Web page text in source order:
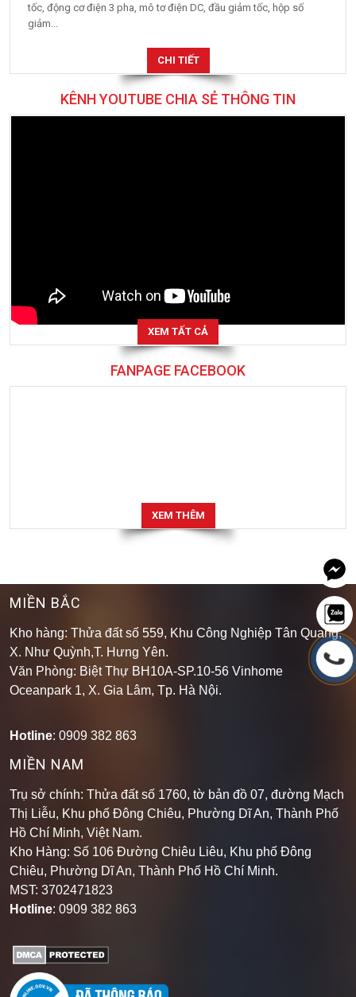
tốc, động cơ điện 3 pha, mô tơ điện DC, đầu giảm tốc, hộp số
giảm...
CHI TIẾT
KÊNH YOUTUBE CHIA SẺ THÔNG TIN
XEM TẤT CẢ
FANPAGE FACEBOOK
XEM THÊM
MIỀN BẮC
Kho hàng: Thửa đất số 559, Khu Công Nghiệp Tân Quang,
X. Như Quỳnh,T. Hưng Yên.
Văn Phòng: Biệt Thự BH10A-SP.10-56 Vinhome
Oceanpark 1, X. Gia Lâm, Tp. Hà Nội.
Hotline: 0909 382 863
MIỀN NAM
Trụ sở chính: Thửa đất số 1760, tờ bản đồ 07, đường Mạch
Thị Liễu, Khu phố Đông Chiêu, Phường Dĩ An, Thành Phố
Hồ Chí Minh, Việt Nam.
Kho Hàng: Số 106 Đường Chiêu Liêu, Khu phố Đông
Chiêu, Phường Dĩ An, Thành Phố Hồ Chí Minh.
MST: 3702471823
Hotline: 0909 382 863